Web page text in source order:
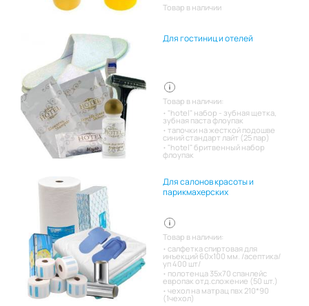
Товар в наличии
Для гостиниц и отелей
Товар в наличии:
"hotel" набор - зубная щетка,
зубная паста флоупак
тапочки на жесткой подошве
синий стандарт лайт (25 пар)
"hotel" бритвенный набор
флоупак
Для салонов красоты и
парикмахерских
Товар в наличии:
салфетка спиртовая для
инъекций 60х100 мм. /асептика/
уп 400 шт/
полотенца 35х70 спанлейс
европак отд.сложение (50 шт.)
чехол на матрац пвх 210*90
(1чехол)